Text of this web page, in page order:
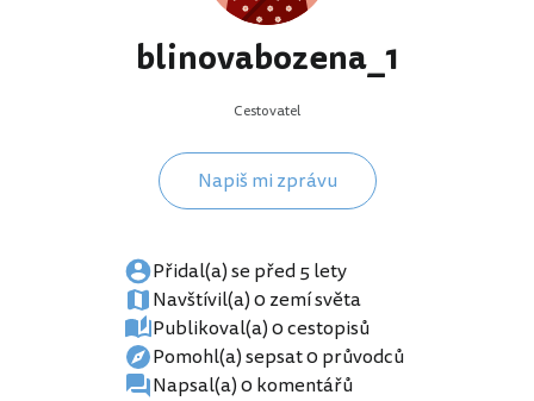
blinovabozena_1
Cestovatel
Napiš mi zprávu
Přidal(a) se před 5 lety
Navštívil(a) 0 zemí světa
Publikoval(a) 0 cestopisů
Pomohl(a) sepsat 0 průvodců
Napsal(a) 0 komentářů